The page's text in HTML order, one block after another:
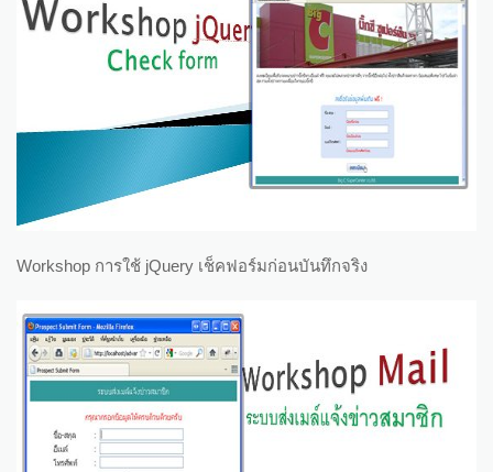
Workshop การใช้ jQuery เช็คฟอร์มก่อนบันทึกจริง